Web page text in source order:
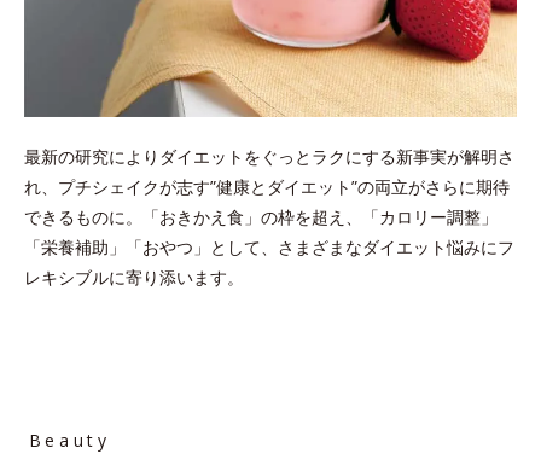
最新の研究によりダイエットをぐっとラクにする新事実が解明さ
れ、プチシェイクが志す”健康とダイエット”の両立がさらに期待
できるものに。
「おきかえ食」の枠を超え、「カロリー調整」
「栄養補助」「おやつ」として、さまざまなダイエット悩みにフ
レキシブルに寄り添います。
Beauty